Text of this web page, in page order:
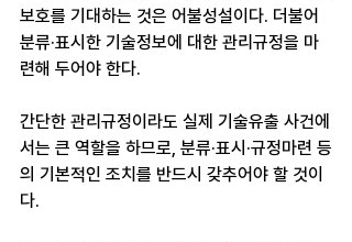
보호를 기대하는 것은 어불성설이다. 더불어
분류·표시한 기술정보에 대한 관리규정을 마
련해 두어야 한다.
간단한 관리규정이라도 실제 기술유출 사건에
서는 큰 역할을 하므로, 분류·표시·규정마련 등
의 기본적인 조치를 반드시 갖추어야 할 것이
다.